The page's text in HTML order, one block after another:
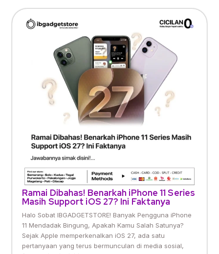
Ramai Dibahas! Benarkah iPhone 11 Series
Masih Support iOS 27? Ini Faktanya
Halo Sobat IBGADGETSTORE! Banyak Pengguna iPhone
11 Mendadak Bingung, Apakah Kamu Salah Satunya?
Sejak Apple memperkenalkan iOS 27, ada satu
pertanyaan yang terus bermunculan di media sosial,